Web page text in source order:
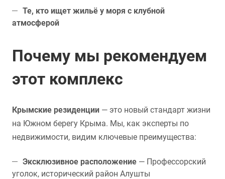
Те, кто ищет жильё у моря с клубной
атмосферой
Почему мы рекомендуем
этот комплекс
Крымские резиденции — это новый стандарт жизни
на Южном берегу Крыма. Мы, как эксперты по
недвижимости, видим ключевые преимущества:
Эксклюзивное расположение — Профессорский
уголок, исторический район Алушты